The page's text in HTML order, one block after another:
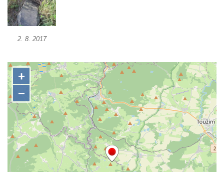
2. 8. 2017